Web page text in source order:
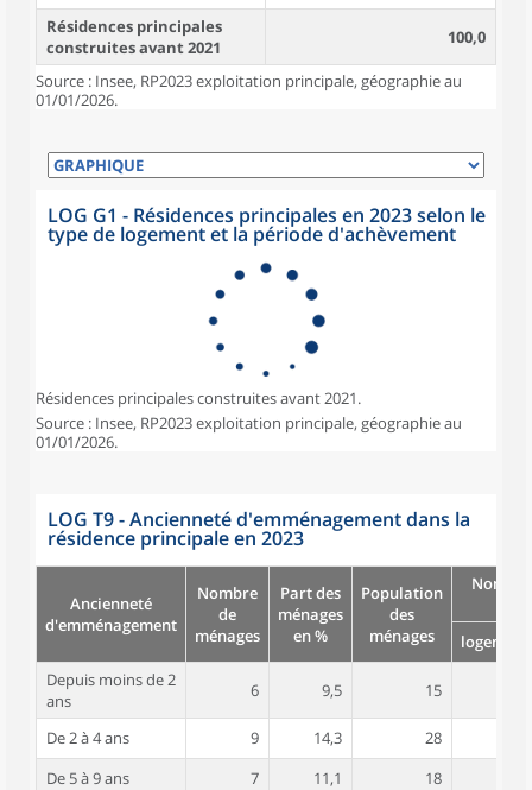
Résidences principales
construites avant 2021
100,0
Source : Insee, RP2023 exploitation principale, géographie au
01/01/2026.
LOG G1 - Résidences principales en 2023 selon le
type de logement et la période d'achèvement
Résidences principales construites avant 2021.
Source : Insee, RP2023 exploitation principale, géographie au
01/01/2026.
LOG T9 - Ancienneté d'emménagement dans la
résidence principale en 2023
Ancienneté
d'emménagement
Nombre
de
ménages
Part des
ménages
en %
Population
des
ménages
logement
Depuis moins de 2
ans
6 9,5 15
De 2 à 4 ans 9 14,3 28
De 5 à 9 ans
7 11,1 18